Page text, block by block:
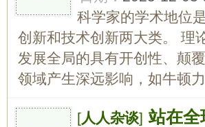
科学家的学术地位
创新和技术创新两大类。 理
发展全局的具有开创性、颠
领域产生深远影响，如牛顿
[人人杂谈] 站在全